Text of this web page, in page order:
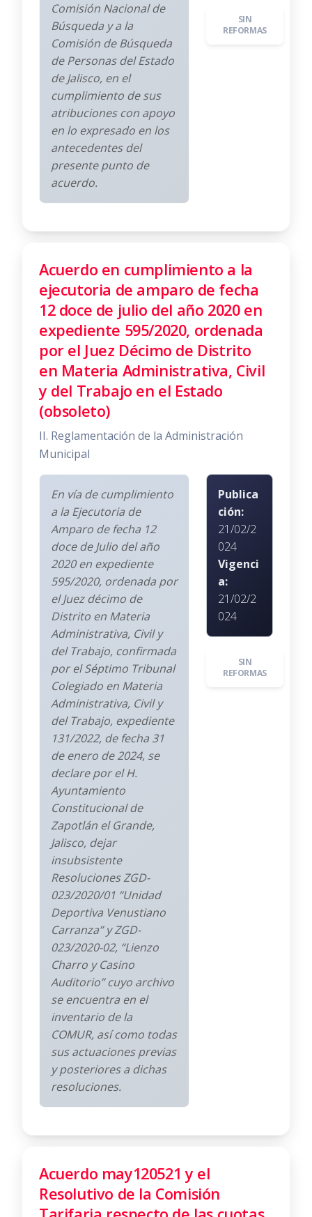
Comisión Nacional de
Búsqueda y a la
Comisión de Búsqueda
de Personas del Estado
de Jalisco, en el
cumplimiento de sus
atribuciones con apoyo
en lo expresado en los
antecedentes del
presente punto de
acuerdo.
SIN
REFORMAS
Acuerdo en cumplimiento a la
ejecutoria de amparo de fecha
12 doce de julio del año 2020 en
expediente 595/2020, ordenada
por el Juez Décimo de Distrito
en Materia Administrativa, Civil
y del Trabajo en el Estado
(obsoleto)
II. Reglamentación de la Administración
Municipal
En vía de cumplimiento
a la Ejecutoria de
Amparo de fecha 12
doce de Julio del año
2020 en expediente
595/2020, ordenada por
el Juez décimo de
Distrito en Materia
Administrativa, Civil y
del Trabajo, confirmada
por el Séptimo Tribunal
Colegiado en Materia
Administrativa, Civil y
del Trabajo, expediente
131/2022, de fecha 31
de enero de 2024, se
declare por el H.
Ayuntamiento
Constitucional de
Zapotlán el Grande,
Jalisco, dejar
insubsistente
Resoluciones ZGD-
023/2020/01 “Unidad
Deportiva Venustiano
Carranza” y ZGD-
023/2020-02, “Lienzo
Charro y Casino
Auditorio” cuyo archivo
se encuentra en el
inventario de la
COMUR, así como todas
sus actuaciones previas
y posteriores a dichas
resoluciones.
Publica
ción:
21/02/2
024
Vigenci
a:
21/02/2
024
SIN
REFORMAS
Acuerdo may120521 y el
Resolutivo de la Comisión